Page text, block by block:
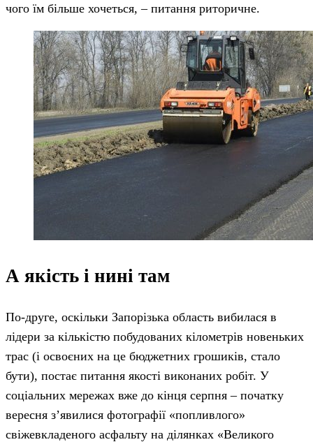
чого їм більше хочеться, – питання риторичне.
А якість і нині там
По-друге, оскільки Запорізька область вибилася в
лідери за кількістю побудованих кілометрів новеньких
трас (і освоєних на це бюджетних грошиків, стало
бути), постає питання якості виконаних робіт. У
соціальних мережах вже до кінця серпня – початку
вересня з’явилися фотографії «попливлого»
свіжевкладеного асфальту на ділянках «Великого